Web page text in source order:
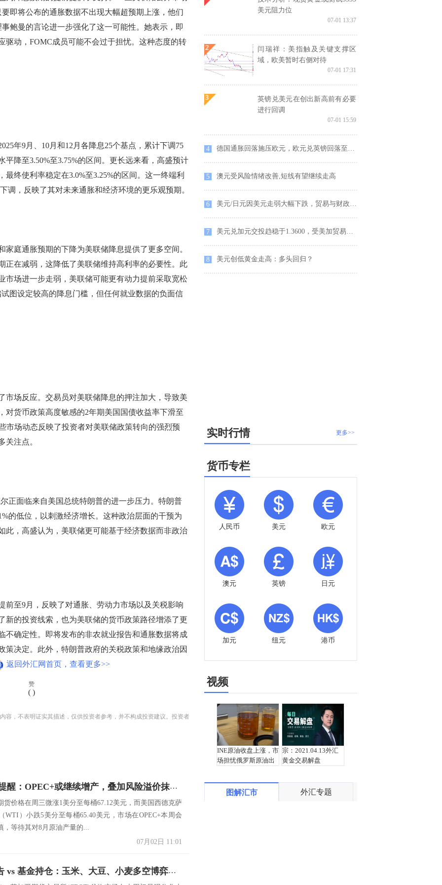
即将公布的通胀数据不出现大幅超预期上涨，他们
鲍曼的言论进一步强化了这一可能性。她表示，即
驱动，FOMC成员可能不会过于担忧。这种态度的转
9月、10月和12月各降息25个基点，累计下调75
降至3.50%至3.75%的区间。更长远来看，高盛预计
最终使利率稳定在3.0%至3.25%的区间。这一终端利
调，反映了其对未来通胀和经济环境的更乐观预期。
通胀预期的下降为美联储降息提供了更多空间。
正在减弱，这降低了美联储维持高利率的必要性。此
市场进一步走弱，美联储可能更有动力提前采取宽松
图设定较高的降息门槛，但任何就业数据的负面信
反应。交易员对美联储降息的押注加大，导致美
对货币政策高度敏感的2年期美国国债收益率下滑至
市场动态反映了投资者对美联储政策转向的强烈预
关注点。
面临来自美国总统特朗普的进一步压力。特朗普
的低位，以刺激经济增长。这种政治层面的干预为
此，高盛认为，美联储更可能基于经济数据而非政治
9月，反映了对通胀、劳动力市场以及关税影响
新的投资线索，也为美联储的货币政策路径增添了更
不确定性。即将发布的非农就业报告和通胀数据将成
策决定。此外，特朗普政府的关税政策和地缘政治因
返回外汇网首页，查看更多>>
赞
( )
容，不表明证实其描述，仅供投资者参考，并不构成投资建议。投资者
原油交易提醒：OPEC+或继续增产，叠加风险溢价抹平，油价维持小幅震荡
货价格在周三微涨1美分至每桶67.12美元，而美国西德克萨
WTI）小跌5美分至每桶65.40美元，市场在OPEC+本周会
，等待其对8月原油产量的...
07月02日 11:01
USDA报告 vs 基金持仓：玉米、大豆、小麦多空博弈，谁在主导破位倒计时？
美元阻力位
07-01 13:37
闫瑞祥：美指触及关键支撑区
域，欧美暂时右侧对待
07-01 17:31
英镑兑美元在创出新高前有必要
进行回调
07-01 15:59
4 德国通胀回落施压欧元，欧元兑英镑回落至0.8575，聚焦欧元区通胀与BoE行长讲话
5 澳元受风险情绪改善,短线有望继续走高
6 美元/日元因美元走弱大幅下跌，贸易与财政担忧加剧
7 美元兑加元交投趋稳于1.3600，受美加贸易缓和与美联储不确定性双重影响
8 美元创低黄金走高：多头回归？
更多>>
实时行情
货币专栏
人民币 美元 欧元
澳元 英镑 日元
加元 纽元 港币
视频
INE原油收盘上涨，市
场担忧俄罗斯原油出
宗：2021.04.13外汇
黄金交易解盘
图解汇市 外汇专题